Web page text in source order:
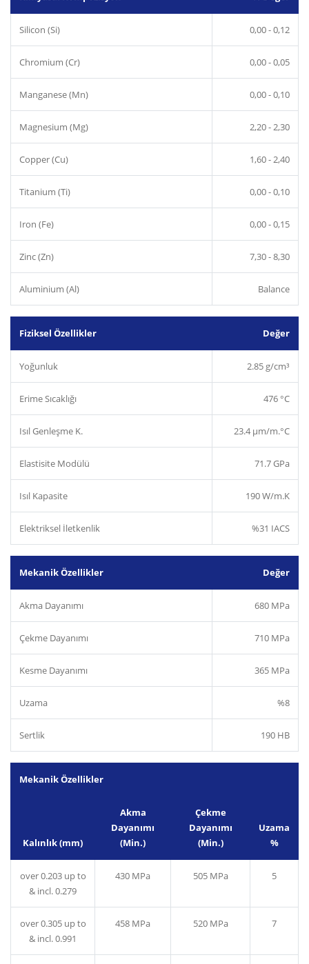
Silicon (Si) 0,00 - 0,12
Chromium (Cr) 0,00 - 0,05
Manganese (Mn) 0,00 - 0,10
Magnesium (Mg) 2,20 - 2,30
Copper (Cu) 1,60 - 2,40
Titanium (Ti) 0,00 - 0,10
Iron (Fe) 0,00 - 0,15
Zinc (Zn) 7,30 - 8,30
Aluminium (Al) Balance
Fiziksel Özellikler Değer
Yoğunluk 2.85 g/cm³
Erime Sıcaklığı 476 °C
Isıl Genleşme K. 23.4 µm/m.°C
Elastisite Modülü 71.7 GPa
Isıl Kapasite 190 W/m.K
Elektriksel İletkenlik %31 IACS
Mekanik Özellikler Değer
Akma Dayanımı 680 MPa
Çekme Dayanımı 710 MPa
Kesme Dayanımı 365 MPa
Uzama %8
Sertlik 190 HB
Mekanik Özellikler
Kalınlık (mm)
Akma
Dayanımı
(Min.)
Çekme
Dayanımı
(Min.)
Uzama
%
over 0.203 up to
& incl. 0.279
430 MPa 505 MPa 5
over 0.305 up to
& incl. 0.991
458 MPa 520 MPa 7